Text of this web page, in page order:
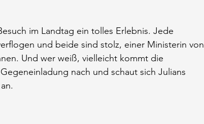
im Landtag ein tolles Erlebnis. Jede
und beide sind stolz, einer Ministerin von
Und wer weiß, vielleicht kommt die
nach und schaut sich Julians